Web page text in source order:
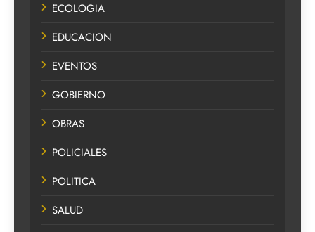
ECOLOGIA
EDUCACION
EVENTOS
GOBIERNO
OBRAS
POLICIALES
POLITICA
SALUD